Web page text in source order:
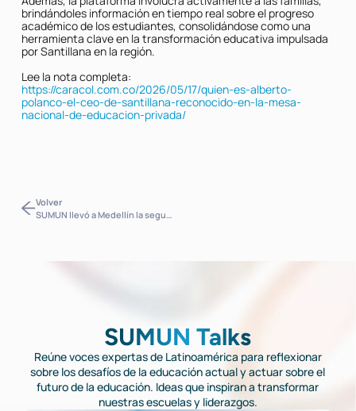
brindándoles información en tiempo real sobre el progreso
académico de los estudiantes, consolidándose como una
herramienta clave en la transformación educativa impulsada
por Santillana en la región.
Lee la nota completa:
https://caracol.com.co/2026/05/17/quien-es-alberto-
polanco-el-ceo-de-santillana-reconocido-en-la-mesa-
nacional-de-educacion-privada/
Volver
SUMUN llevó a Medellín la segunda jornada de su Club de Lectura: hábitos, enfoque y conciencia para construir la mejor versión
SUMUN Talks
Reúne voces expertas de Latinoamérica para reflexionar
sobre los desafíos de la educación actual y actuar sobre el
futuro de la educación. Ideas que inspiran a transformar
nuestras escuelas y liderazgos.